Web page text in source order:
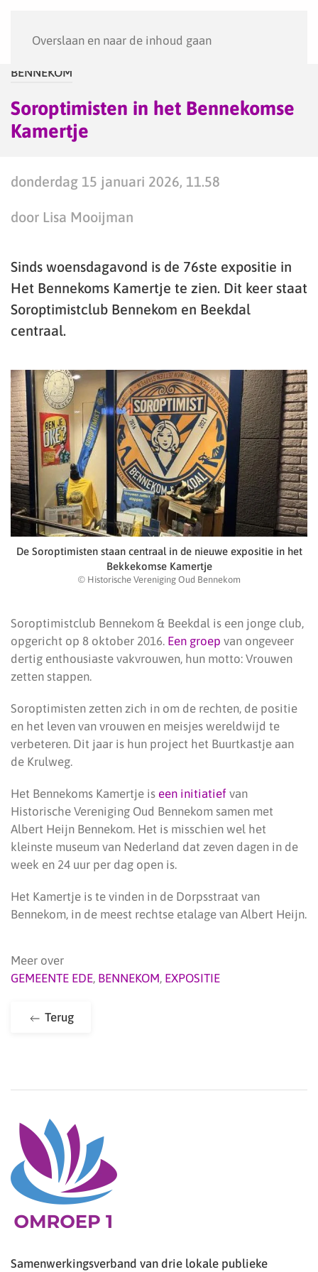
Overslaan en naar de inhoud gaan
BENNEKOM
Soroptimisten in het Bennekomse
Kamertje
donderdag 15 januari 2026, 11.58
door Lisa Mooijman
Sinds woensdagavond is de 76ste expositie in
Het Bennekoms Kamertje te zien. Dit keer staat
Soroptimistclub Bennekom en Beekdal
centraal.
De Soroptimisten staan centraal in de nieuwe expositie in het
Bekkekomse Kamertje
© Historische Vereniging Oud Bennekom
Soroptimistclub Bennekom & Beekdal is een jonge club,
opgericht op 8 oktober 2016. Een groep van ongeveer
dertig enthousiaste vakvrouwen, hun motto: Vrouwen
zetten stappen.
Soroptimisten zetten zich in om de rechten, de positie
en het leven van vrouwen en meisjes wereldwijd te
verbeteren. Dit jaar is hun project het Buurtkastje aan
de Krulweg.
Het Bennekoms Kamertje is een initiatief van
Historische Vereniging Oud Bennekom samen met
Albert Heijn Bennekom. Het is misschien wel het
kleinste museum van Nederland dat zeven dagen in de
week en 24 uur per dag open is.
Het Kamertje is te vinden in de Dorpsstraat van
Bennekom, in de meest rechtse etalage van Albert Heijn.
Meer over
GEMEENTE EDE, BENNEKOM, EXPOSITIE
Terug
Samenwerkingsverband van drie lokale publieke